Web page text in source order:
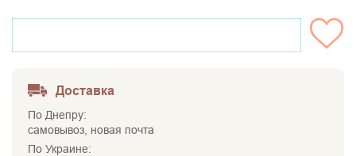
Доставка
По Днепру:
самовывоз, новая почта
По Украине: